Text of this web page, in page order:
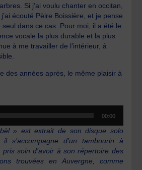
Si j’ai voulu chanter en occitan,
écouté Pèire Boissière, et je pense
dans ce cas. Pour moi, il a été le
vocale la plus durable et la plus
à me travailler de l’intérieur, à
des années après, le même plaisir à
00:00
» est extrait de son disque solo
s’accompagne d’un tambourin à
soin d’avoir à son répertoire des
trouvées en Auvergne, comme